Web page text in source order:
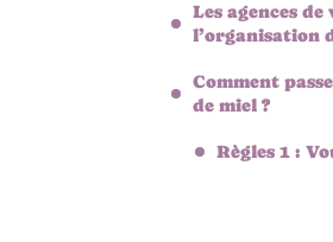
Les agences
l’organisation
Comment
de miel ?
Règles 1 :